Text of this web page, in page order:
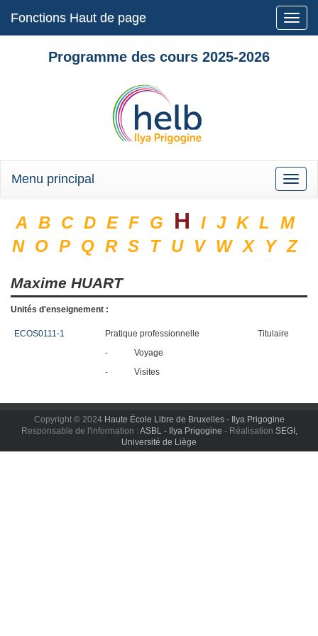
Toggle
Fonctions Haut de page
Programme des cours 2025-2026
Toggle
Menu principal
A B C D E F G H I J K L M
N O P Q R S T U V W X Y Z
Maxime HUART
Unités d'enseignement :
ECOS0111-1 Pratique professionnelle
Titulaire
-
Voyage
-
Visites
Copyright © 2024 Haute École Libre de Bruxelles - Ilya Prigogine
Responsable de l'information : ASBL - Ilya Prigogine - Réalisation SEGI,
Université de Liège